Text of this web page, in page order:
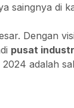
saingnya di
Dengan
pusat
adalah